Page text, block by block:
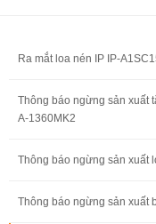
Ra mắt loa nén IP IP-
Thông báo ngừng sản xuất
A-1360MK2
Thông báo ngừng sản xuất
Thông báo ngừng sản xuất